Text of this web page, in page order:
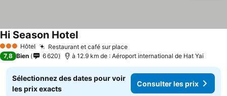
3 ÉtoilesHôtel Restaurant et café sur place
Hi Season Hotel
7,8 Bien 6 620 à 12.9 km de : Aéroport international de Hat Yai
Sélectionnez des dates pour voir
les prix exacts
Consulter les prix